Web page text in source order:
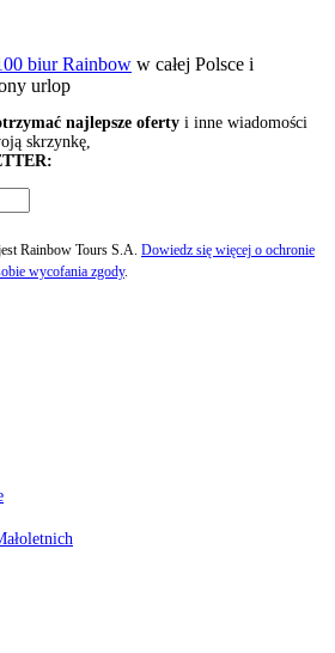
biur Rainbow w całej Polsce i
urlop
najlepsze oferty i inne wiadomości
skrzynkę,
Rainbow Tours S.A. Dowiedz się więcej o ochronie
wycofania zgody.